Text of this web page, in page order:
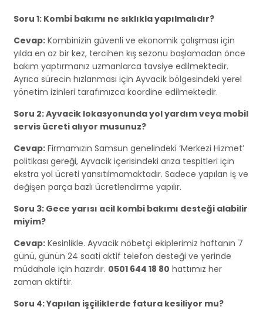
Soru 1: Kombi bakımı ne sıklıkla yapılmalıdır?
Cevap: Kombinizin güvenli ve ekonomik çalışması için
yılda en az bir kez, tercihen kış sezonu başlamadan önce
bakım yaptırmanız uzmanlarca tavsiye edilmektedir.
Ayrıca sürecin hızlanması için Ayvacik bölgesindeki yerel
yönetim izinleri tarafımızca koordine edilmektedir.
Soru 2: Ayvacik lokasyonunda yol yardım veya mobil
servis ücreti alıyor musunuz?
Cevap: Firmamızın Samsun genelindeki ‘Merkezi Hizmet’
politikası gereği, Ayvacik içerisindeki arıza tespitleri için
ekstra yol ücreti yansıtılmamaktadır. Sadece yapılan iş ve
değişen parça bazlı ücretlendirme yapılır.
Soru 3: Gece yarısı acil kombi bakımı desteği alabilir
miyim?
Cevap: Kesinlikle. Ayvacik nöbetçi ekiplerimiz haftanın 7
günü, günün 24 saati aktif telefon desteği ve yerinde
müdahale için hazırdır. 0501 644 18 80 hattımız her
zaman aktiftir.
Soru 4: Yapılan işçiliklerde fatura kesiliyor mu?